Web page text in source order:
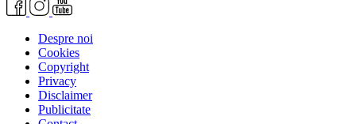
Despre noi
Cookies
Copyright
Privacy
Disclaimer
Publicitate